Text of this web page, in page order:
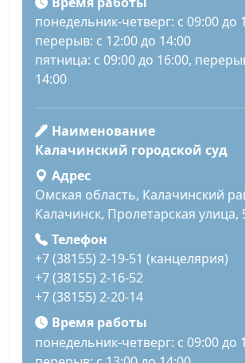
понедельник-четверг: с 09:00 до
перерыв: с 12:00 до 14:00
пятница: с 09:00 до 16:00,
14:00
Наименование
Калачинский городской суд
Адрес
Омская область, Калачинский
Калачинск, Пролетарская улица,
Телефон
+7 (38155) 2-19-51 (канцелярия)
+7 (38155) 2-16-52
+7 (38155) 2-20-14
Время работы
понедельник-четверг: с 09:00 до